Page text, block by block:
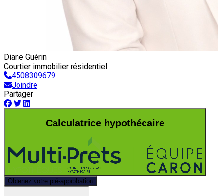
Diane Guérin
Courtier immobilier résidentiel
4508309679
Joindre
Partager
Calculatrice hypothécaire
Obtenez votre pré-approbation